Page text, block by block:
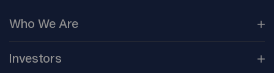
Who We Are
Our Companies
Investors